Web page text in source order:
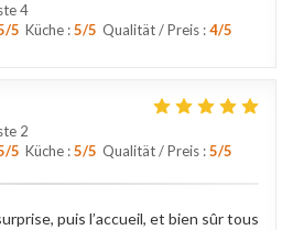
4
/5 Küche :5/5 Qualität / Preis :4/5
2
/5 Küche :5/5 Qualität / Preis :5/5
puis l’accueil, et bien sûr tous